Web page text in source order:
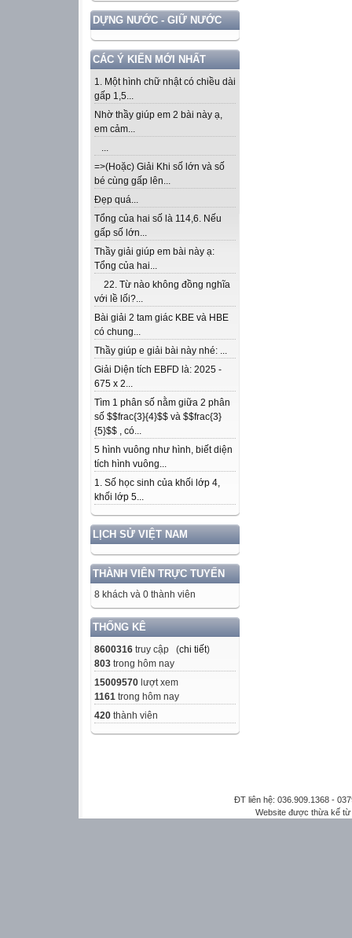
DỰNG NƯỚC - GIỮ NƯỚC
CÁC Ý KIẾN MỚI NHẤT
1. Một hình chữ nhật có chiều dài
gấp 1,5...
Nhờ thầy giúp em 2 bài này ạ,
em cảm...
...
=>(Hoặc) Giải Khi số lớn và số
bé cùng gấp lên...
Đẹp quá...
Tổng của hai số là 114,6. Nếu
gấp số lớn...
Thầy giải giúp em bài này ạ:
Tổng của hai...
22. Từ nào không đồng nghĩa
với lề lối?...
Bài giải 2 tam giác KBE và HBE
có chung...
Thầy giúp e giải bài này nhé: ...
Giải Diện tích EBFD là: 2025 -
675 x 2...
Tìm 1 phân số nằm giữa 2 phân
số $$frac{3}{4}$$ và $$frac{3}
{5}$$ , có...
5 hình vuông như hình, biết diện
tích hình vuông...
1. Số học sinh của khối lớp 4,
khối lớp 5...
LỊCH SỬ VIỆT NAM
THÀNH VIÊN TRỰC TUYẾN
8 khách và 0 thành viên
THỐNG KÊ
8600316 truy cập (chi tiết)
803 trong hôm nay
15009570 lượt xem
1161 trong hôm nay
420 thành viên
ĐT liên hệ: 036.909.1368 -
Website được thừa kế từ